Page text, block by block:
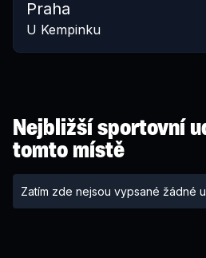
Praha
U Kempinku
Nejbližší sportovní
tomto místě
Zatím zde nejsou vypsané žádné